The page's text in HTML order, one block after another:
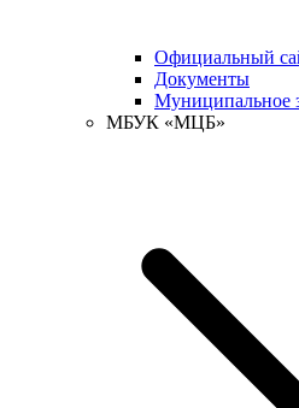
Официальный
Документы
Муниципальное
МБУК «МЦБ»